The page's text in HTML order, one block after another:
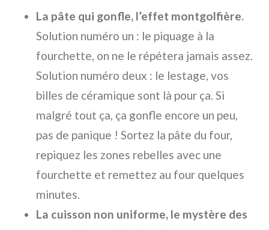
La pâte qui gonfle, l’effet montgolfière.
Solution numéro un : le piquage à la
fourchette, on ne le répétera jamais assez.
Solution numéro deux : le lestage, vos
billes de céramique sont là pour ça. Si
malgré tout ça, ça gonfle encore un peu,
pas de panique ! Sortez la pâte du four,
repiquez les zones rebelles avec une
fourchette et remettez au four quelques
minutes.
La cuisson non uniforme, le mystère des